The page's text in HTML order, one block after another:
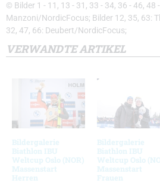
© Bilder 1 - 11, 13 - 31, 33 - 34, 36 - 46, 48
Manzoni/NordicFocus; Bilder 12, 35, 63:
32, 47, 66: Deubert/NordicFocus;
VERWANDTE ARTIKEL
Bildergalerie
Biathlon IBU
Weltcup Oslo (NOR)
Massenstart
Herren
Bildergalerie
Biathlon IBU
Weltcup Oslo
Massenstart
Frauen